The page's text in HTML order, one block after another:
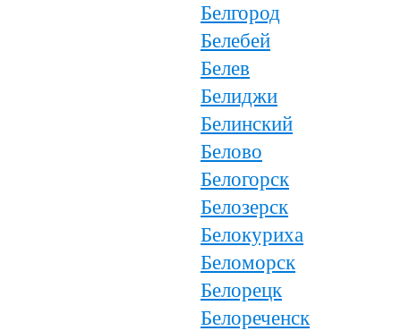
Белгород
Белебей
Белев
Белиджи
Белинский
Белово
Белогорск
Белозерск
Белокуриха
Беломорск
Белорецк
Белореченск